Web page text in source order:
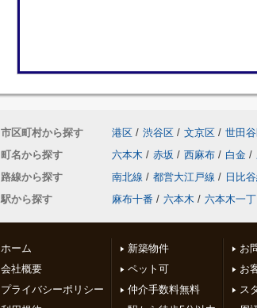
市区町村から探す 港区 / 渋谷区 / 文京区 / 世田
町名から探す
六本木 / 赤坂 / 西麻布 / 白金 /
路線から探す
南北線 / 都営大江戸線 / 日比
駅から探す
麻布十番 / 六本木 / 六本木一丁
ホーム
会社概要
プライバシーポリシー
新築物件
ペット可
仲介手数料無料
お
お
ス